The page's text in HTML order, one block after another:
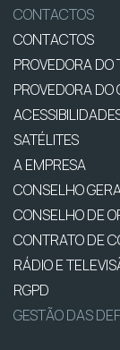
CONTACTOS
CONTACTOS
PROVEDORA DO
PROVEDORA DO
SATÉLITES
A EMPRESA
CONSELHO
CONSELHO DE
CONTRATO DE
RÁDIO E
RGPD
GESTÃO DAS